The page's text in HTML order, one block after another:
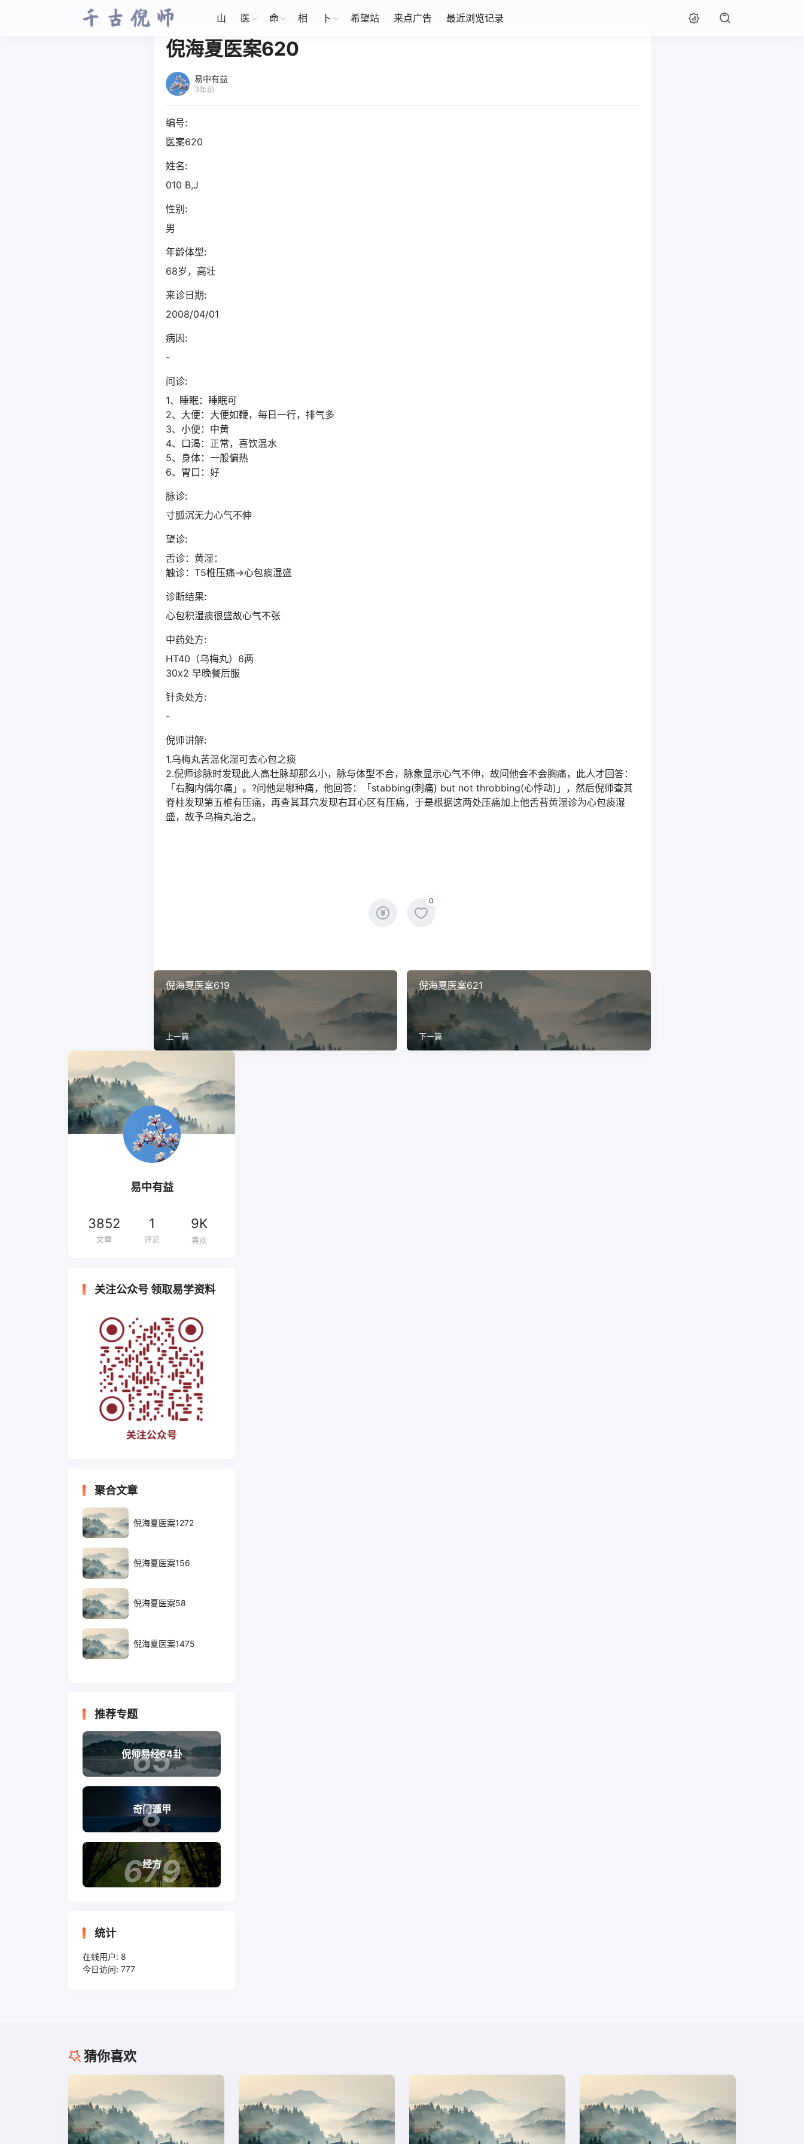
山 医 命 相 卜 希望站 来点广告 最近浏览记录
倪海夏医案620
易中有益
3年前
编号:
医案620
姓名:
010 B,J
性别:
男
年龄体型:
68岁，高壮
来诊日期:
2008/04/01
病因:
-
问诊:
1、睡眠：睡眠可
2、大便：大便如鞭，每日一行，排气多
3、小便：中黄
4、口渴：正常，喜饮温水
5、身体：一般偏热
6、胃口：好
脉诊:
寸胍沉无力心气不伸
望诊:
舌诊：黄湿：
触诊：T5椎压痛→心包痰湿盛
诊断结果:
心包积湿痰很盛故心气不张
中药处方:
HT40（乌梅丸）6两
30x2 早晚餐后服
针灸处方:
-
倪师讲解:
1.乌梅丸苦温化湿可去心包之痰
2.倪师诊脉时发现此人高壮脉却那么小，脉与体型不合，脉象显示心气不伸，故问他会不会胸痛，此人才回答：
「右胸内偶尔痛」。?问他是哪种痛，他回答：「stabbing(刺痛) but not throbbing(心悸动)」，然后倪师查其
脊柱发现第五椎有压痛，再查其耳穴发现右耳心区有压痛，于是根据这两处压痛加上他舌苔黄湿诊为心包痰湿
盛，故予乌梅丸治之。
0
倪海夏医案619
上一篇
倪海夏医案621
下一篇
易中有益
3852
文章
1
评论
9K
喜欢
关注公众号 领取易学资料
聚合文章
倪海夏医案1272
倪海夏医案156
倪海夏医案58
倪海夏医案1475
推荐专题
65
倪师易经64卦
8
奇门遁甲
679
经方
统计
在线用户: 8
今日访问: 777
猜你喜欢